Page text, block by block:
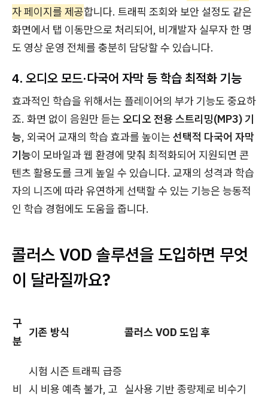
자 페이지를 제공합니다. 트래픽 조회와 보안 설정도 같은
화면에서 탭 이동만으로 처리되어, 비개발자 실무자 한 명
도 영상 운영 전체를 충분히 담당할 수 있습니다.
4. 오디오 모드·다국어 자막 등 학습 최적화 기능
효과적인 학습을 위해서는 플레이어의 부가 기능도 중요하
죠. 화면 없이 음원만 듣는 오디오 전용 스트리밍(MP3) 기
능, 외국어 교재의 학습 효과를 높이는 선택적 다국어 자막
기능이 모바일과 웹 환경에 맞춰 최적화되어 지원되면 콘
텐츠 활용도를 크게 높일 수 있습니다. 교재의 성격과 학습
자의 니즈에 따라 유연하게 선택할 수 있는 기능은 능동적
인 학습 경험에도 도움을 줍니다.
콜러스 VOD 솔루션을 도입하면 무엇
이 달라질까요?
구
분
기존 방식 콜러스 VOD 도입 후
비
시험 시즌 트래픽 급증
시 비용 예측 불가, 고 실사용 기반 종량제로 비수기